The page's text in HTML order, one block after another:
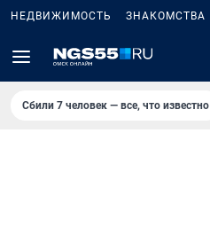
НЕДВИЖИМОСТЬ ЗНАКОМСТВА
Сбили 7 человек — все, что известно